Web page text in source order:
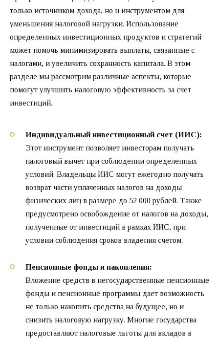
только источником дохода, но и инструментом для
уменьшения налоговой нагрузки. Использование
определенных инвестиционных продуктов и стратегий
может помочь минимизировать выплаты, связанные с
налогами, и увеличить сохранность капитала. В этом
разделе мы рассмотрим различные аспекты, которые
помогут улучшить налоговую эффективность за счет
инвестиций.
Индивидуальный инвестиционный счет (ИИС):
Этот инструмент позволяет инвесторам получать
налоговый вычет при соблюдении определенных
условий. Владельцы ИИС могут ежегодно получать
возврат части уплаченных налогов на доходы
физических лиц в размере до 52 000 рублей. Также
предусмотрено освобождение от налогов на доходы,
полученные от инвестиций в рамках ИИС, при
условии соблюдения сроков владения счетом.
Пенсионные фонды и накопления:
Вложение средств в негосударственные пенсионные
фонды и пенсионные программы дает возможность
не только накопить средства на будущее, но и
снизить налоговую нагрузку. Многие государства
предоставляют налоговые льготы для вкладов в